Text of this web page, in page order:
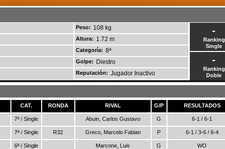
Peso: 108 kg
Altura: 1.72 m
Categoría: 8ª
Golpe: Diestro
Reputación: Jugador Inactivo
-
Ranking
Single
-
Ranking
Doble
CAT. RONDA RIVAL G/P RESULTADOS
7ª / Single Abuin, Carlos Gustavo G 6-1 / 6-1
7ª / Single R32 Greco, Marcelo Fabian P 6-1 / 3-6 / 6-4
6ª / Single Marcone, Luis G WO